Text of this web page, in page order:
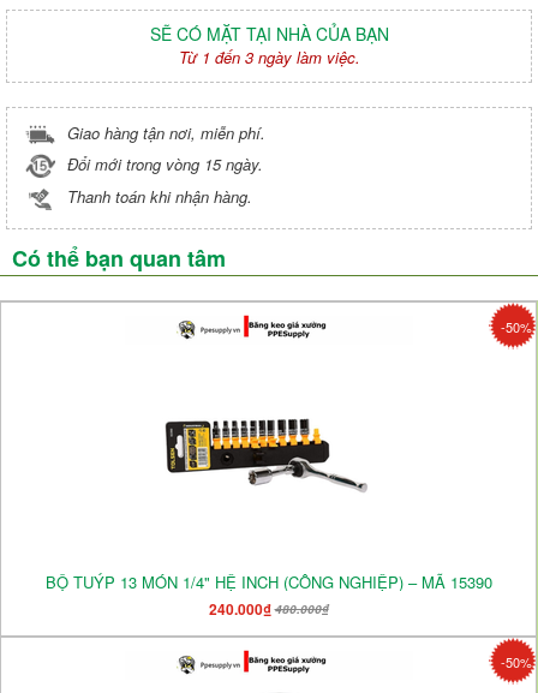
SẼ CÓ MẶT TẠI NHÀ CỦA BẠN
Từ 1 đến 3 ngày làm việc.
Giao hàng tận nơi, miễn phí.
Đổi mới trong vòng 15 ngày.
Thanh toán khi nhận hàng.
Có thể bạn quan tâm
-50%
BỘ TUÝP 13 MÓN 1/4" HỆ INCH (CÔNG NGHIỆP) – MÃ 15390
240.000₫480.000₫
-50%